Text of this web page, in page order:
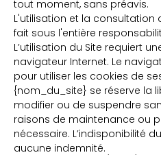
tout moment, sans préavis.
L'utilisation et la consultation
fait sous l'entière
L’utilisation du Site requiert
navigateur Internet. Le
pour utiliser les cookies de
{nom_du_site} se réserve la
modifier ou de suspendre
raisons de maintenance ou
nécessaire. L’indisponibilité
aucune indemnité.